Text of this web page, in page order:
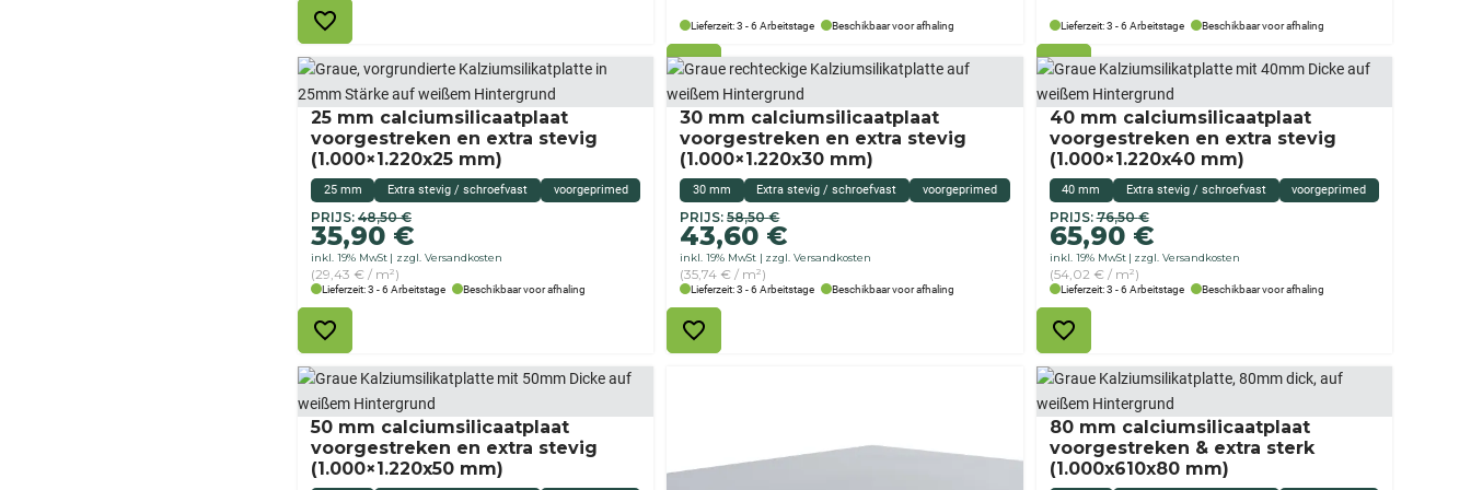
Lieferzeit: 3 - 6 Arbeitstage Beschikbaar voor afhaling Lieferzeit: 3 - 6 Arbeitstage Beschikbaar voor afhaling
25 mm Extra stevig / schroefvast voorgeprimed
25 mm calciumsilicaatplaat
voorgestreken en extra stevig
(1.000×1.220x25 mm)
PRIJS: 48,50€
Originele
prijs
was:
48,50
€
35,90 €
Huidige
prijs
is:
35,90
€.
inkl. 19% MwSt zzgl. Versandkosten
(29,43 € / m²)
Lieferzeit: 3 - 6 Arbeitstage Beschikbaar voor afhaling
30 mm Extra stevig / schroefvast voorgeprimed
30 mm calciumsilicaatplaat
voorgestreken en extra stevig
(1.000×1.220x30 mm)
PRIJS: 58,50€
Originele
prijs
was:
58,50
€
43,60 €
Aktueller
Preis
ist:
43,60 €.
inkl. 19% MwSt zzgl. Versandkosten
(35,74 € / m²)
Lieferzeit: 3 - 6 Arbeitstage Beschikbaar voor afhaling
40 mm Extra stevig / schroefvast voorgeprimed
40 mm calciumsilicaatplaat
voorgestreken en extra stevig
(1.000×1.220x40 mm)
PRIJS:76,50€
Originele
prijs
was:
€76,50
65,90 €
Huidige
prijs
is:
65,90
€.
inkl. 19% MwSt zzgl. Versandkosten
(54,02 € / m²)
Lieferzeit: 3 - 6 Arbeitstage Beschikbaar voor afhaling
50 mm calciumsilicaatplaat
voorgestreken en extra stevig
(1.000×1.220x50 mm)
80 mm calciumsilicaatplaat
voorgestreken & extra sterk
(1.000x610x80 mm)